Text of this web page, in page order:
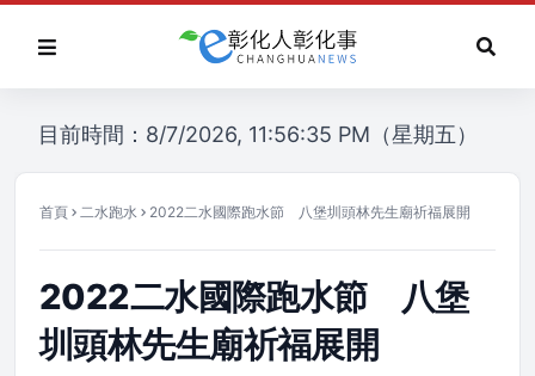
目前時間：8/7/2026, 11:56:35 PM（星期五）
首頁 二水跑水 2022二水國際跑水節 八堡圳頭林先生廟祈福展開
2022二水國際跑水節 八堡
圳頭林先生廟祈福展開